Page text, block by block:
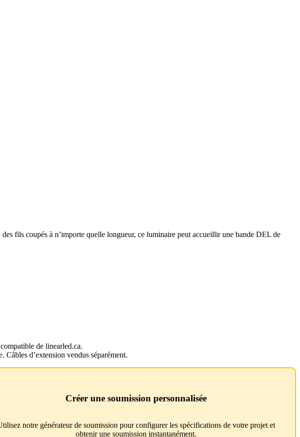
fils coupés à n’importe quelle longueur, ce luminaire peut accueillir une bande DEL de
de linearled.ca.
d’extension vendus séparément.
Créer une soumission personnalisée
notre générateur de soumission pour configurer les spécifications de votre projet et
obtenir une soumission instantanément.